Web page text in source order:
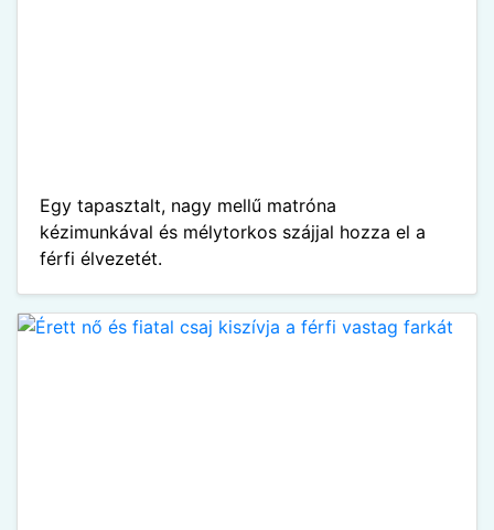
Egy tapasztalt, nagy mellű matróna
kézimunkával és mélytorkos szájjal hozza el a
férfi élvezetét.